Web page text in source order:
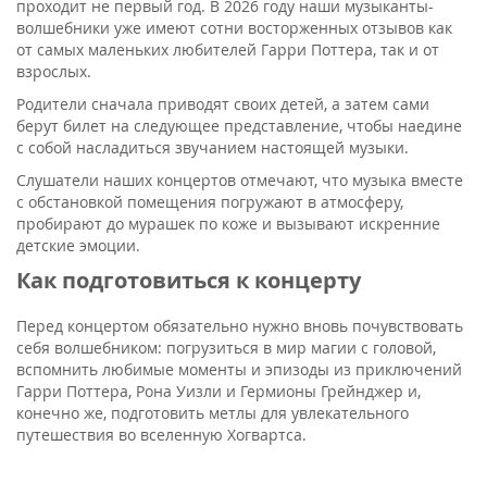
проходит не первый год. В 2026 году наши музыканты-
волшебники уже имеют сотни восторженных отзывов как
от самых маленьких любителей Гарри Поттера, так и от
взрослых.
Родители сначала приводят своих детей, а затем сами
берут билет на следующее представление, чтобы наедине
с собой насладиться звучанием настоящей музыки.
Слушатели наших концертов отмечают, что музыка вместе
с обстановкой помещения погружают в атмосферу,
пробирают до мурашек по коже и вызывают искренние
детские эмоции.
Как подготовиться к концерту
Перед концертом обязательно нужно вновь почувствовать
себя волшебником: погрузиться в мир магии с головой,
вспомнить любимые моменты и эпизоды из приключений
Гарри Поттера, Рона Уизли и Гермионы Грейнджер и,
конечно же, подготовить метлы для увлекательного
путешествия во вселенную Хогвартса.